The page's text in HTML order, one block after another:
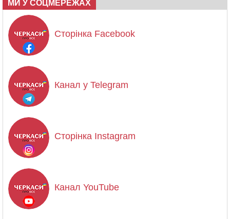
МИ У СОЦМЕРЕЖАХ
Сторінка Facebook
Канал у Telegram
Сторінка Instagram
Канал YouTube